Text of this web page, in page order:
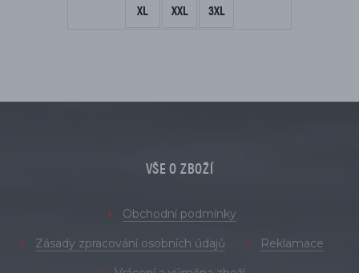
XL XXL 3XL
VŠE O ZBOŽÍ
Obchodní podmínky
Zásady zpracování osobních údajů Reklamace